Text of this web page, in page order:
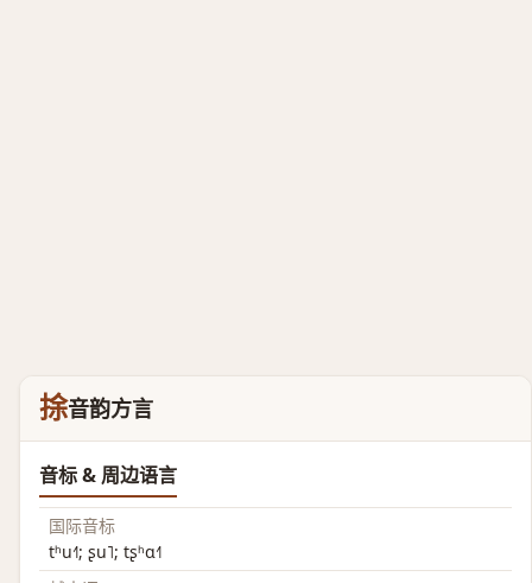
捈音韵方言
音标 & 周边语言
国际音标
tʰu˧˥; ʂu˥; tʂʰɑ˧˥